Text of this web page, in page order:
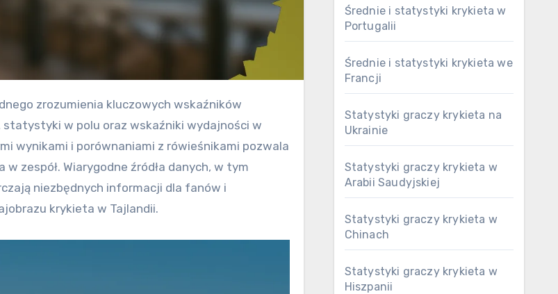
w polu oraz wskaźniki wydajności w
wynikami i porównaniami z rówieśnikami pozwala
zespół. Wiarygodne źródła danych, w tym
niezbędnych informacji dla fanów i
krykieta w Tajlandii.
Średnie i statystyki krykieta w
Portugalii
Średnie i statystyki krykieta we
Francji
Statystyki graczy krykieta na
Ukrainie
Statystyki graczy krykieta w
Arabii Saudyjskiej
Statystyki graczy krykieta w
Chinach
Statystyki graczy krykieta w
Hiszpanii